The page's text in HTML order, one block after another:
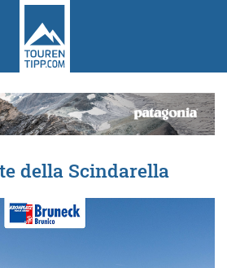
della Scindarella